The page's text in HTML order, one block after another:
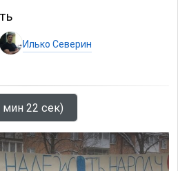
Илько Северин
22 сек)